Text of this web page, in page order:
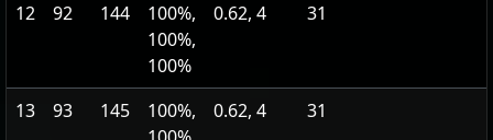
12 92 144
100%,
100%,
100%
0.62, 4 31
13 93 145
100%,
0.62, 4 31